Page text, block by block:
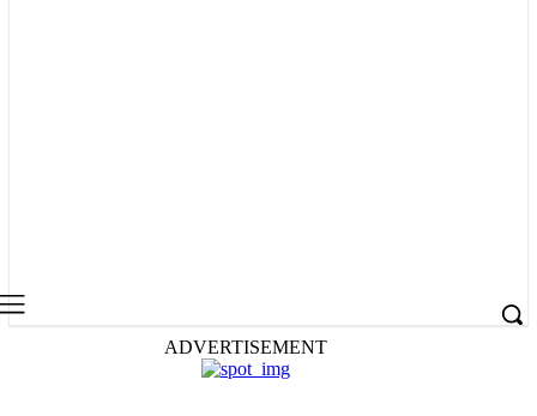
ADVERTISEMENT